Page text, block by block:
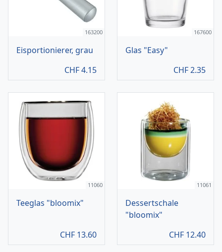
163200
Eisportionierer, grau
CHF4.15
167600
Glas "Easy"
CHF2.35
11060
Teeglas "bloomix"
CHF 13.60
11061
Dessertschale
"bloomix"
CHF 12.40